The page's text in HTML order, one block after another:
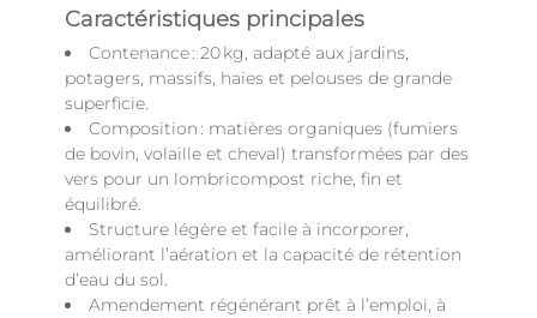
Caractéristiques principales
Contenance : 20 kg, adapté aux jardins,
potagers, massifs, haies et pelouses de grande
superficie.
Composition : matières organiques (fumiers
de bovin, volaille et cheval) transformées par des
vers pour un lombricompost riche, fin et
équilibré.
Structure légère et facile à incorporer,
améliorant l’aération et la capacité de rétention
d’eau du sol.
Amendement régénérant prêt à l’emploi, à